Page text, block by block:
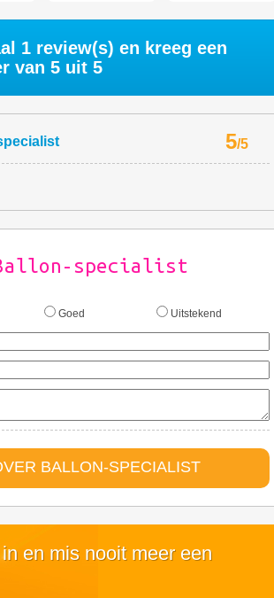
1 review(s) en kreeg een
van 5 uit 5
5/5
specialist
Goed Uitstekend
BALLON-SPECIALIST
en mis nooit meer een